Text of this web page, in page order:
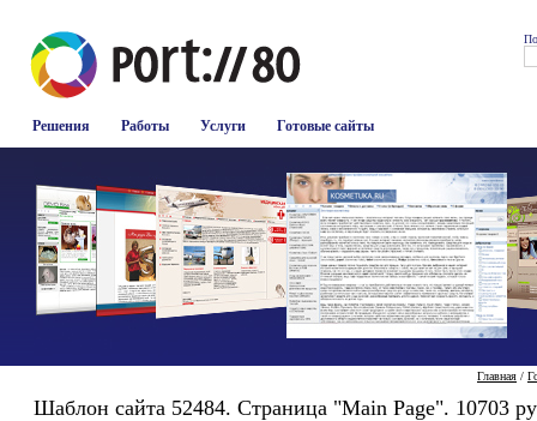
Решения Работы Услуги Готовые сайты
Главная /
Шаблон сайта 52484. Страница "Main Page". 10703